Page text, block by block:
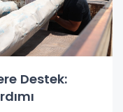
Destek: